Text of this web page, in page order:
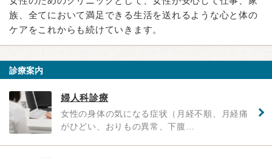
族、全てにおいて満足できる生活を送れるような心と体の
ケアをこれからも続けていきます。
診療案内
婦人科診療
女性の身体の気になる症状（月経不順、月経痛
がひどい、おりもの異常、下腹…